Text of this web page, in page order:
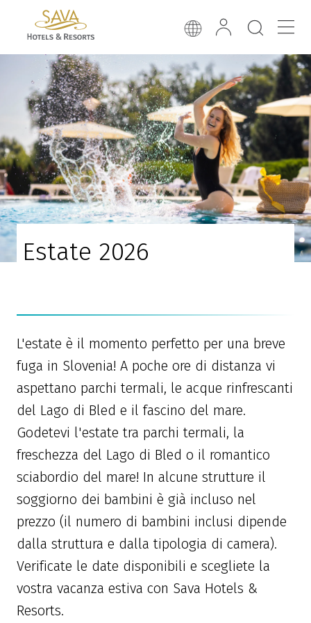
Estate 2026
L'estate è il momento perfetto per una breve
fuga in Slovenia! A poche ore di distanza vi
aspettano parchi termali, le acque rinfrescanti
del Lago di Bled e il fascino del mare.
Godetevi l'estate tra parchi termali, la
freschezza del Lago di Bled o il romantico
sciabordio del mare! In alcune strutture il
soggiorno dei bambini è già incluso nel
prezzo (il numero di bambini inclusi dipende
dalla struttura e dalla tipologia di camera).
Verificate le date disponibili e scegliete la
vostra vacanza estiva con Sava Hotels &
Resorts.